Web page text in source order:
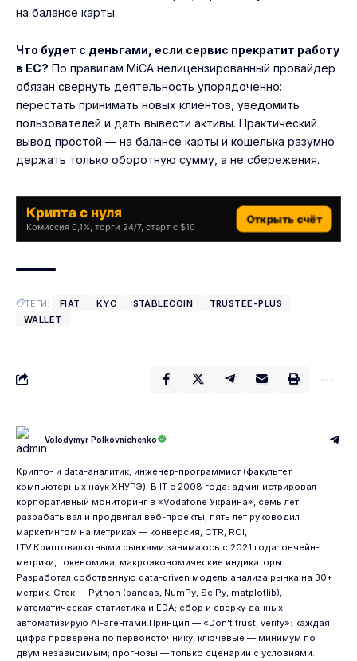
на балансе карты.
Что будет с деньгами, если сервис прекратит работу
в ЕС? По правилам MiCA нелицензированный провайдер
обязан свернуть деятельность упорядоченно:
перестать принимать новых клиентов, уведомить
пользователей и дать вывести активы. Практический
вывод простой — на балансе карты и кошелька разумно
держать только оборотную сумму, а не сбережения.
Крипта с нуля
Комиссия 0,1%, торги 24/7, старт с $10
Открыть счёт
ТЕГИ: FIAT KYC STABLECOIN
TRUSTEE-PLUS
WALLET
Volodymyr Polkovnichenko
Крипто- и data-аналитик, инженер-программист (факультет
компьютерных наук ХНУРЭ). В IT с 2008 года: администрировал
корпоративный мониторинг в «Vodafone Украина», семь лет
разрабатывал и продвигал веб-проекты, пять лет руководил
маркетингом на метриках — конверсия, CTR, ROI,
LTV.Криптовалютными рынками занимаюсь с 2021 года: ончейн-
метрики, токеномика, макроэкономические индикаторы.
Разработал собственную data-driven модель анализа рынка на 30+
метрик. Стек — Python (pandas, NumPy, SciPy, matplotlib),
математическая статистика и EDA; сбор и сверку данных
автоматизирую AI-агентами.Принцип — «Don't trust, verify»: каждая
цифра проверена по первоисточнику, ключевые — минимум по
двум независимым; прогнозы — только сценарии с условиями.